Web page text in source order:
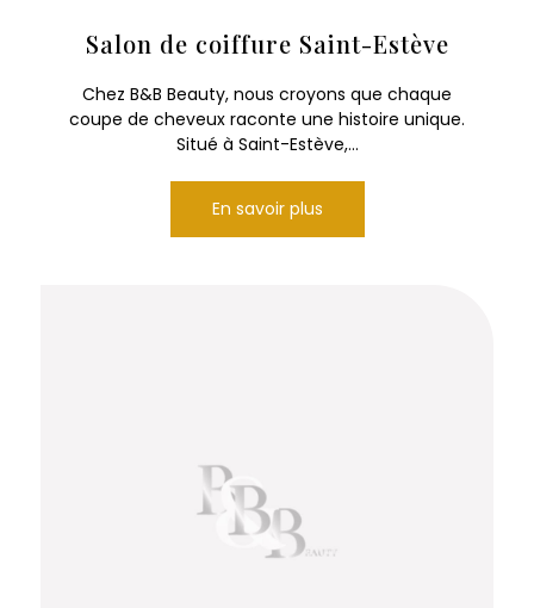
Salon de coiffure Saint-Estève
Chez B&B Beauty, nous croyons que chaque
coupe de cheveux raconte une histoire unique.
Situé à Saint-Estève,...
En savoir plus